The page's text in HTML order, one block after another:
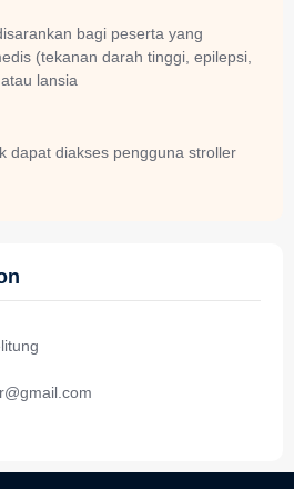
bagi peserta yang
(tekanan darah tinggi, epilepsi,
lansia
dapat diakses pengguna stroller